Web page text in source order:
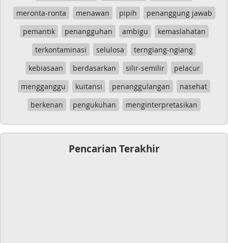
meronta-ronta
menawan pipih
penanggung jawab
pemantik
penangguhan ambigu
kemaslahatan
terkontaminasi
selulosa
terngiang-ngiang
kebiasaan
berdasarkan silir-semilir
pelacur
mengganggu
kuitansi penanggulangan
nasehat
berkenan
pengukuhan menginterpretasikan
Pencarian Terakhir